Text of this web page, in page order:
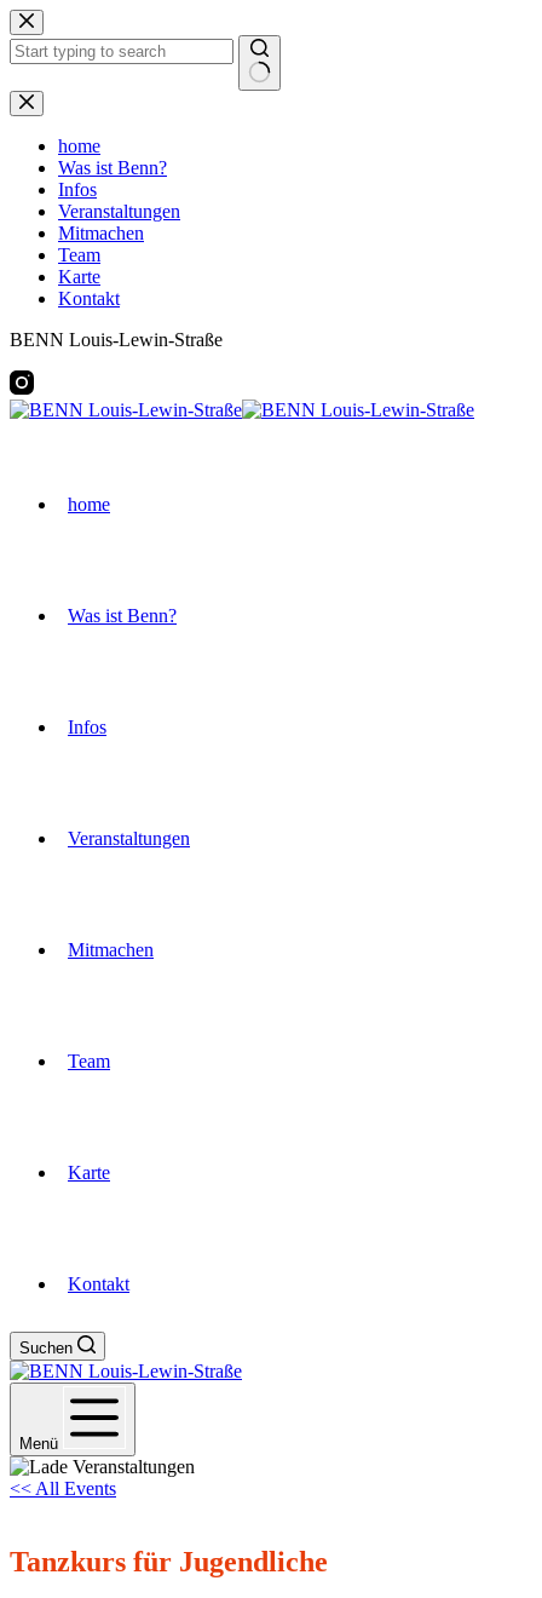
Zum
Inhalt
springen
Keine
Ergebnisse
home
Was ist Benn?
Infos
Veranstaltungen
Mitmachen
Team
Karte
Kontakt
BENN Louis-Lewin-Straße
home
Was ist Benn?
Infos
Veranstaltungen
Mitmachen
Team
Karte
Kontakt
Suchen
Menü
<< All Events
Tanzkurs für Jugendliche